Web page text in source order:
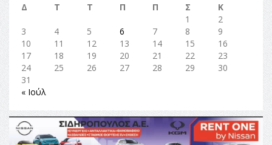
Δ
Τ Τ Π Π Σ
Κ
1
2
3
4 5 6 7 8
9
10
11 12 13 14 15
16
17
18 19 20 21 22
23
24
25 26 27 28 29
30
31
« Ιούλ